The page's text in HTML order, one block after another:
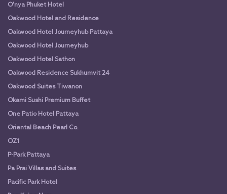
O'nya Phuket Hotel
Oakwood Hotel and Residence
Oakwood Hotel Journeyhub Pattaya
Oakwood Hotel Journeyhub
Oakwood Hotel Sathon
Oakwood Residence Sukhumvit 24
Oakwood Suites Tiwanon
Okami Sushi Premium Buffet
One Patio Hotel Pattaya
Oriental Beach Pearl Co.
OZ1
P-Park Pattaya
Pa Prai Villas and Suites
Pacific Park Hotel